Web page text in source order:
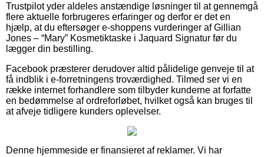
Trustpilot yder aldeles anstændige løsninger til at gennemgå
flere aktuelle forbrugeres erfaringer og derfor er det en
hjælp, at du eftersøger e-shoppens vurderinger af Gillian
Jones – “Mary” Kosmetiktaske i Jaquard Signatur før du
lægger din bestilling.
Facebook præsterer derudover altid pålidelige genveje til at
få indblik i e-forretningens troværdighed. Tilmed ser vi en
række internet forhandlere som tilbyder kunderne at forfatte
en bedømmelse af ordreforløbet, hvilket også kan bruges til
at afveje tidligere kunders oplevelser.
Denne hjemmeside er finansieret af reklamer. Vi har